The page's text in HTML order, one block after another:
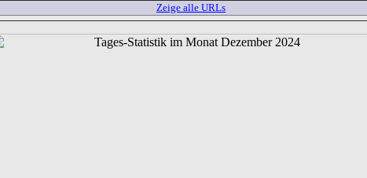
Zeige alle URLs